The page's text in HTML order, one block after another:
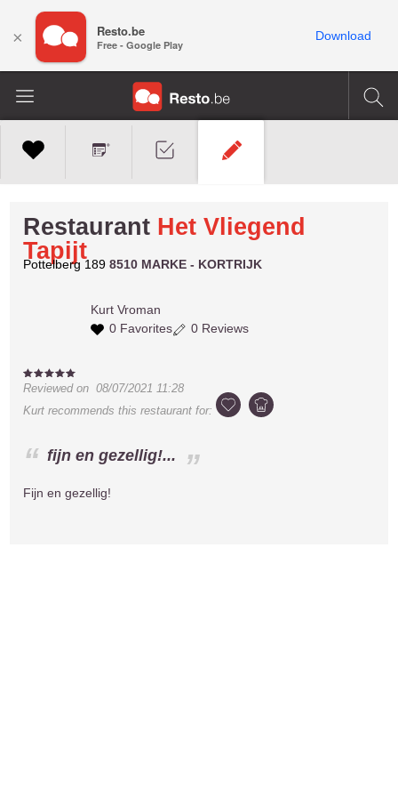
Restaurant Het Vliegend
Tapijt
Pottelberg 1898510 MARKE - KORTRIJK
Kurt Vroman
0 Favorites
0 Reviews
Reviewed on08/07/2021 11:28
Kurt recommends this restaurant for:
fijn en gezellig!...
Fijn en gezellig!
× Resto.be
Free - Google Play
Download